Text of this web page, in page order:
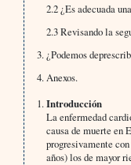
2.2 ¿Es adecuada
2.3 Revisando la
¿Podemos
Anexos.
Introducción
La enfermedad
causa de muerte en
progresivamente
años) los de mayor